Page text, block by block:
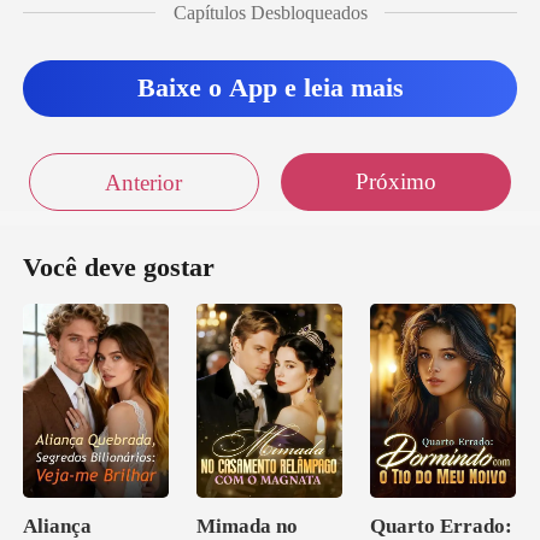
Capítulos Desbloqueados
Baixe o App e leia mais
Anterior Próximo
Você deve gostar
Aliança
Mimada no
Quarto Errado: